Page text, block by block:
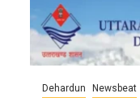
Dehardun Newsbeat